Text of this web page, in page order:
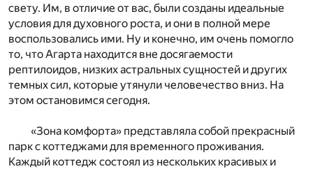
свету. Им, в отличие от вас, были созданы идеальные
условия для духовного роста, и они в полной мере
воспользовались ими. Ну и конечно, им очень помогло
то, что Агарта находится вне досягаемости
рептилоидов, низких астральных сущностей и других
темных сил, которые утянули человечество вниз. На
этом остановимся сегодня.
«Зона комфорта» представляла собой прекрасный
парк с коттеджами для временного проживания.
Каждый коттедж состоял из нескольких красивых и